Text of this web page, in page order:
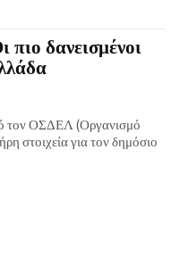
πιο δανεισμένοι
τον ΟΣΔΕΛ (Οργανισμό
στοιχεία για τον δημόσιο